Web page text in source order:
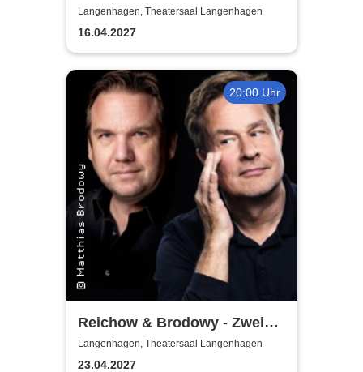
zischt und kracht, ist´s
Wissenschaft
Langenhagen, Theatersaal Langenhagen
16.04.2027
20:00 Uhr
Reichow & Brodowy - Zwei
Optimisten!
Langenhagen, Theatersaal Langenhagen
23.04.2027